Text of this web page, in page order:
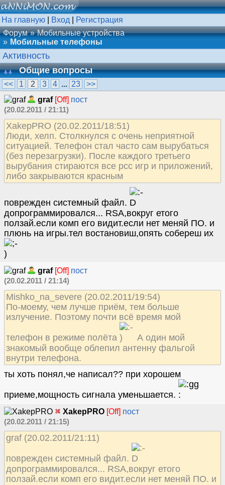
На главную Вход
Регистрация
Форум
Мобильные устройства
Мобильные телефоны
Активность
Общие вопросы
<< 1 2 3 4 ... 23
>>
graf [Off] пост
(20.02.2011 / 21:11)
XakepPRO (20.02.2011/18:51)
Люди, хелп. Столкнулся с очень неприятной
ситуацией. Телефон стал часто сам вырубаться
(без перезагрузки). После каждого третьего
вырубания стираются все рсс игр и приложений,
либо закрываются красным
поврежден системный файл.
допрограммировался... RSA,вокруг етого
ползай.если комп его видит.если нет меняй ПО. и
плюнь на игры.тел востановиш,опять собереш их
graf [Off] пост
(20.02.2011 / 21:14)
Mishko_na_severe (20.02.2011/19:54)
По-моему, чем лучше приём, тем больше
излучение. Поэтому почти всё время мой
телефон в режиме полёта
А один мой
знакомый вообще облепил антенну фальгой
внутри телефона.
ты хоть понял,че написал?? при хорошем
приеме,мощность сигнала уменьшается.
XakepPRO [Off] пост
(20.02.2011 / 21:15)
graf (20.02.2011/21:11)
поврежден системный файл.
допрограммировался... RSA,вокруг етого
ползай.если комп его видит.если нет меняй ПО. и